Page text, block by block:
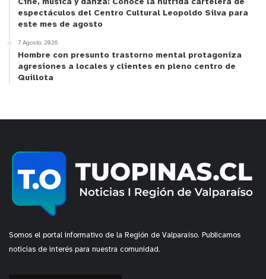
Cine, música y danza: Conoce la nutrida cartelera de
espectáculos del Centro Cultural Leopoldo Silva para
este mes de agosto
7 Agosto, 2026
Hombre con presunto trastorno mental protagoniza
agresiones a locales y clientes en pleno centro de
Quillota
Somos el portal informativo de la Región de Valparaíso. Publicamos
noticias de interés para nuestra comunidad.